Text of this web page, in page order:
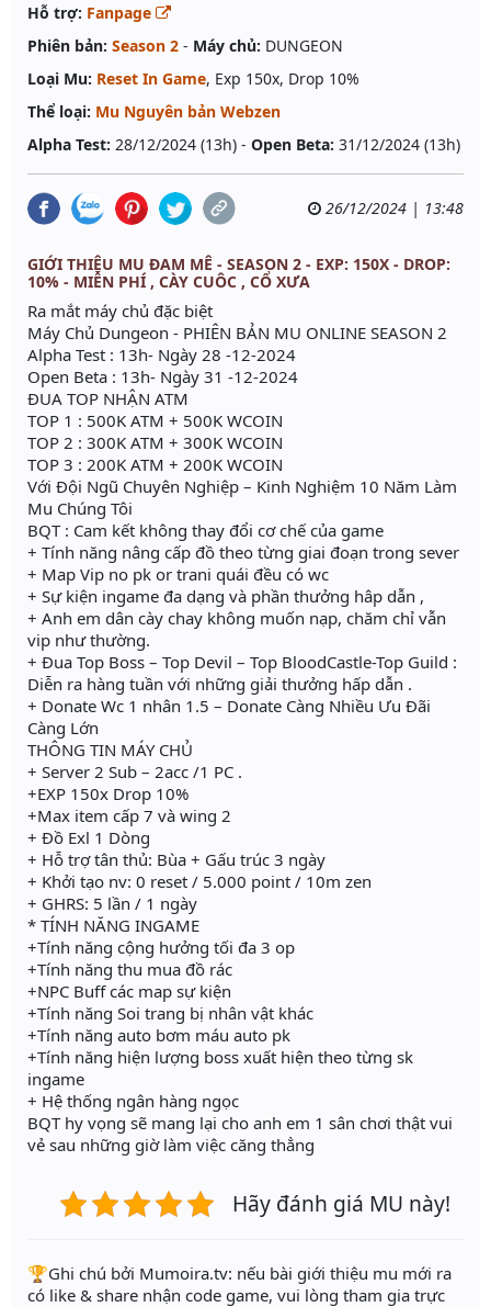
Hỗ trợ: Fanpage
Phiên bản: Season 2 - Máy chủ: DUNGEON
Loại Mu: Reset In Game, Exp 150x, Drop 10%
Thể loại: Mu Nguyên bản Webzen
Alpha Test: 28/12/2024 (13h) - Open Beta: 31/12/2024 (13h)
26/12/2024 | 13:48
GIỚI THIỆU MU ĐAM MÊ - SEASON 2 - EXP: 150X - DROP:
10% - MIỄN PHÍ , CÀY CUÔC , CỔ XƯA
Ra mắt máy chủ đặc biệt
Máy Chủ Dungeon - PHIÊN BẢN MU ONLINE SEASON 2
Alpha Test : 13h- Ngày 28 -12-2024
Open Beta : 13h- Ngày 31 -12-2024
ĐUA TOP NHẬN ATM
TOP 1 : 500K ATM + 500K WCOIN
TOP 2 : 300K ATM + 300K WCOIN
TOP 3 : 200K ATM + 200K WCOIN
Với Đội Ngũ Chuyên Nghiệp – Kinh Nghiệm 10 Năm Làm
Mu Chúng Tôi
BQT : Cam kết không thay đổi cơ chế của game
+ Tính năng nâng cấp đồ theo từng giai đoạn trong sever
+ Map Vip no pk or trani quái đều có wc
+ Sự kiện ingame đa dạng và phần thưởng hâp dẫn ,
+ Anh em dân cày chay không muốn nạp, chăm chỉ vẫn
vip như thường.
+ Đua Top Boss – Top Devil – Top BloodCastle-Top Guild :
Diễn ra hàng tuần với những giải thưởng hấp dẫn .
+ Donate Wc 1 nhân 1.5 – Donate Càng Nhiều Ưu Đãi
Càng Lớn
THÔNG TIN MÁY CHỦ
+ Server 2 Sub – 2acc /1 PC .
+EXP 150x Drop 10%
+Max item cấp 7 và wing 2
+ Đồ Exl 1 Dòng
+ Hỗ trợ tân thủ: Bùa + Gấu trúc 3 ngày
+ Khởi tạo nv: 0 reset / 5.000 point / 10m zen
+ GHRS: 5 lần / 1 ngày
* TÍNH NĂNG INGAME
+Tính năng cộng hưởng tối đa 3 op
+Tính năng thu mua đồ rác
+NPC Buff các map sự kiện
+Tính năng Soi trang bị nhân vật khác
+Tính năng auto bơm máu auto pk
+Tính năng hiện lượng boss xuất hiện theo từng sk
ingame
+ Hệ thống ngân hàng ngọc
BQT hy vọng sẽ mang lại cho anh em 1 sân chơi thật vui
vẻ sau những giờ làm việc căng thẳng
Hãy đánh giá MU này!
️🏆Ghi chú bởi Mumoira.tv: nếu bài giới thiệu mu mới ra
có like & share nhận code game, vui lòng tham gia trực